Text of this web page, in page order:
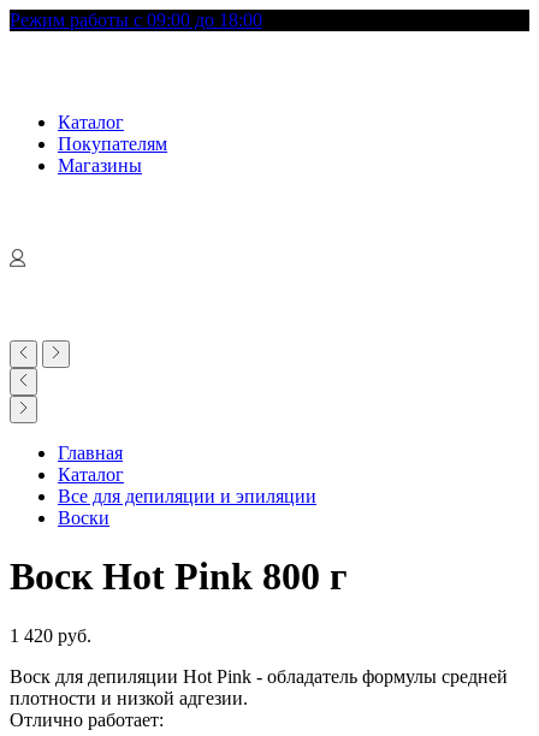
Режим работы с 09:00 до 18:00
Каталог
Покупателям
Магазины
Главная
Каталог
Все для депиляции и эпиляции
Воски
Воск Hot Pink 800 г
1 420 руб.
Воск для депиляции Hot Pink - обладатель формулы средней
плотности и низкой адгезии.
Отлично работает: